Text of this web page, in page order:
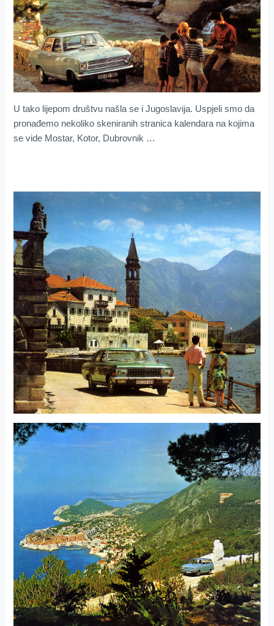
U tako lijepom društvu našla se i Jugoslavija. Uspjeli smo da
pronađemo nekoliko skeniranih stranica kalendara na kojima
se vide Mostar, Kotor, Dubrovnik …